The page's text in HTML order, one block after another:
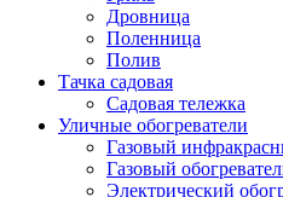
Дровница
Поленница
Полив
Тачка садовая
Садовая тележка
Уличные обогреватели
Газовый
Газовый
Электрический